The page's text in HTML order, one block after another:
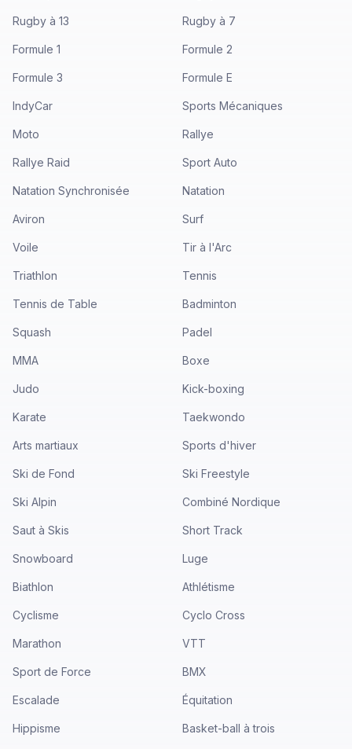
Rugby à 13 Rugby à 7
Formule 1 Formule 2
Formule 3 Formule E
IndyCar Sports Mécaniques
Moto Rallye
Rallye Raid Sport Auto
Natation Synchronisée Natation
Aviron Surf
Voile Tir à l'Arc
Triathlon Tennis
Tennis de Table Badminton
Squash Padel
MMA Boxe
Judo Kick-boxing
Karate Taekwondo
Arts martiaux Sports d'hiver
Ski de Fond Ski Freestyle
Ski Alpin Combiné Nordique
Saut à Skis Short Track
Snowboard Luge
Biathlon Athlétisme
Cyclisme Cyclo Cross
Marathon VTT
Sport de Force BMX
Escalade Équitation
Hippisme Basket-ball à trois